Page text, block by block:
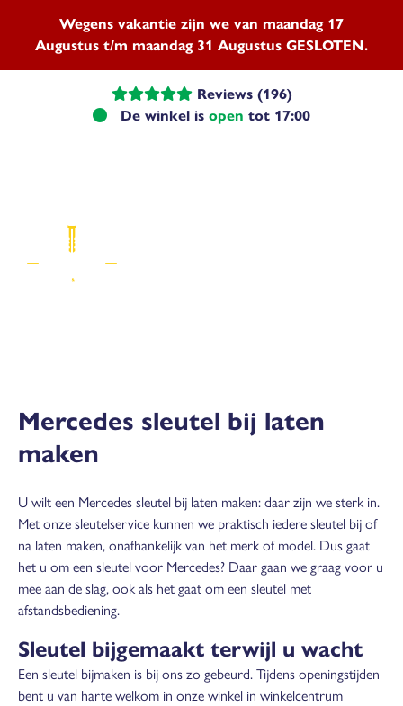
Wegens vakantie zijn we van maandag 17
Augustus t/m maandag 31 Augustus GESLOTEN.
Reviews (196)
De winkel is open tot 17:00
Mercedes sleutel bij laten
maken
U wilt een Mercedes sleutel bij laten maken: daar zijn we sterk in.
Met onze sleutelservice kunnen we praktisch iedere sleutel bij of
na laten maken, onafhankelijk van het merk of model. Dus gaat
het u om een sleutel voor Mercedes? Daar gaan we graag voor u
mee aan de slag, ook als het gaat om een sleutel met
afstandsbediening.
Sleutel bijgemaakt terwijl u wacht
Een sleutel bijmaken is bij ons zo gebeurd. Tijdens openingstijden
bent u van harte welkom in onze winkel in winkelcentrum